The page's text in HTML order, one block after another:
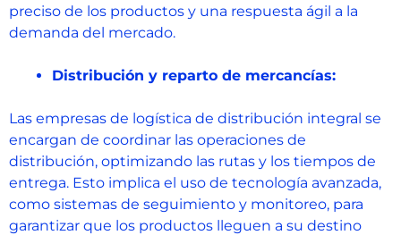
preciso de los productos y una respuesta ágil a la
demanda del mercado.
Distribución y reparto de mercancías:
Las empresas de logística de distribución integral se
encargan de coordinar las operaciones de
distribución, optimizando las rutas y los tiempos de
entrega. Esto implica el uso de tecnología avanzada,
como sistemas de seguimiento y monitoreo, para
garantizar que los productos lleguen a su destino